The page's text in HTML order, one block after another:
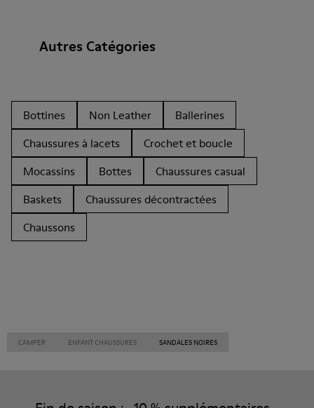
Autres Catégories
Bottines Non Leather
Ballerines
Chaussures à lacets
Crochet et boucle
Mocassins
Bottes
Chaussures casual
Baskets
Chaussures décontractées
Chaussons
CAMPER ENFANT CHAUSSURES SANDALES NOIRES